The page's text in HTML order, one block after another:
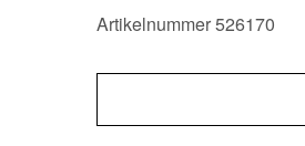
Artikelnummer 526170